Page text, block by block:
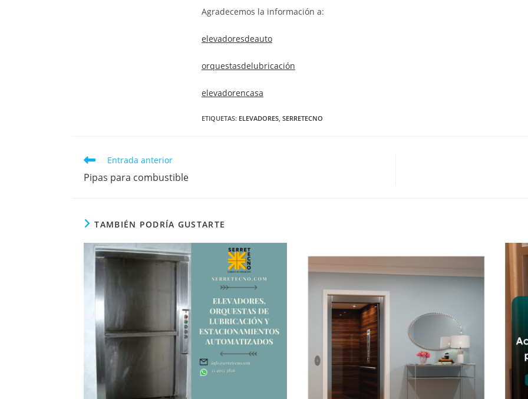
Agradecemos la información a:
elevadoresdeauto
orquestasdelubricación
elevadorencasa
ETIQUETAS: ELEVADORES SERRETECNO
Entrada anterior
Pipas para combustible
TAMBIÉN PODRÍA GUSTARTE